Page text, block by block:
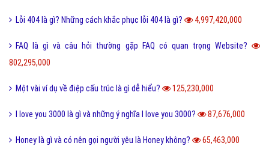
Lỗi 404 là gì? Những cách khắc phục lỗi 404 là gì? 4,997,420,000
FAQ là gì và câu hỏi thường gặp FAQ có quan trọng Website?
802,295,000
Một vài ví dụ về điệp cấu trúc là gì dễ hiểu? 125,230,000
I love you 3000 là gì và những ý nghĩa I love you 3000? 87,676,000
Honey là gì và có nên gọi người yêu là Honey không? 65,463,000